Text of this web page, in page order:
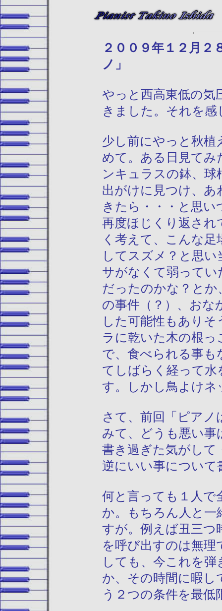
２００９年
ノ」
やっと西高東低の気
きました。それを
少し前にやっと秋植
めて。ある日見て
ンキュラスの鉢、
出がけに見つけ、あ
きたら・・・と思
再度ほじくり返され
く考えて、こんな
してスズメ？と思
サがなくて弱って
だったのかな？と
の事件（？）、お
した可能性もあり
ラに乾いた木の根
で、食べられる事も
てしばらく経って
す。しかし鳥よけネ
さて、前回「ピア
みて、どうも悪い
書き過ぎた気がして
逆にいい事について
何と言っても１人で
か。もちろん人と一
すが。例えば丑三つ
を呼び出すのは無
しても、今これを
か、その時間に暇し
う２つの条件を最